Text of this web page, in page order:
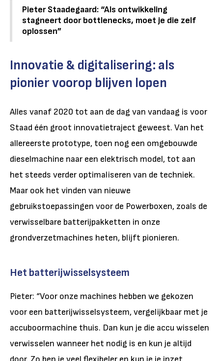
Pieter Staadegaard: “Als ontwikkeling
stagneert door bottlenecks, moet je die zelf
oplossen”
Innovatie & digitalisering: als
pionier voorop blijven lopen
Alles vanaf 2020 tot aan de dag van vandaag is voor
Staad één groot innovatietraject geweest. Van het
allereerste prototype, toen nog een omgebouwde
dieselmachine naar een elektrisch model, tot aan
het steeds verder optimaliseren van de techniek.
Maar ook het vinden van nieuwe
gebruikstoepassingen voor de Powerboxen, zoals de
verwisselbare batterijpakketten in onze
grondverzetmachines heten, blijft pionieren.
Het batterijwisselsysteem
Pieter: “Voor onze machines hebben we gekozen
voor een batterijwisselsysteem, vergelijkbaar met je
accuboormachine thuis. Dan kun je die accu wisselen
verwisselen wanneer het nodig is en kun je altijd